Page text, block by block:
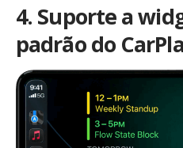
4. Suporte a
padrão do